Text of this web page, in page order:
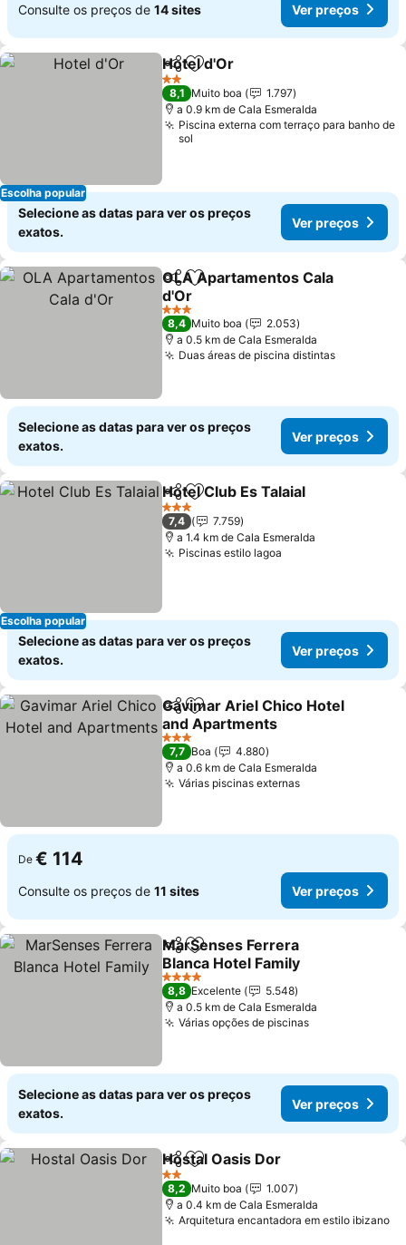
Consulte os preços de 14 sites Ver preços
Escolha popular
PartilharAdicionar aos favoritos
Hotel d'Or
2 Estrelas
8,1 Muito boa
1.797
a 0.9 km de Cala Esmeralda
Piscina externa com terraço para banho de
sol
Selecione as datas para ver os preços
exatos.
Ver preços
PartilharAdicionar aos favoritos
OLA Apartamentos Cala
d'Or
3 Estrelas
8,4 Muito boa
2.053
a 0.5 km de Cala Esmeralda
Duas áreas de piscina distintas
Selecione as datas para ver os preços
exatos.
Ver preços
Escolha popular
PartilharAdicionar aos favoritos
Hotel Club Es Talaial
3 Estrelas
7,4
7.759
a 1.4 km de Cala Esmeralda
Piscinas estilo lagoa
Selecione as datas para ver os preços
exatos.
Ver preços
PartilharAdicionar aos favoritos
Gavimar Ariel Chico Hotel
and Apartments
3 Estrelas
7,7 Boa
4.880
a 0.6 km de Cala Esmeralda
Várias piscinas externas
De € 114
Consulte os preços de 11 sites Ver preços
PartilharAdicionar aos favoritos
MarSenses Ferrera
Blanca Hotel Family
4 Estrelas
8,8 Excelente
5.548
a 0.5 km de Cala Esmeralda
Várias opções de piscinas
Selecione as datas para ver os preços
exatos.
Ver preços
PartilharAdicionar aos favoritos
Hostal Oasis Dor
2 Estrelas
8,2 Muito boa
1.007
a 0.4 km de Cala Esmeralda
Arquitetura encantadora em estilo ibizano